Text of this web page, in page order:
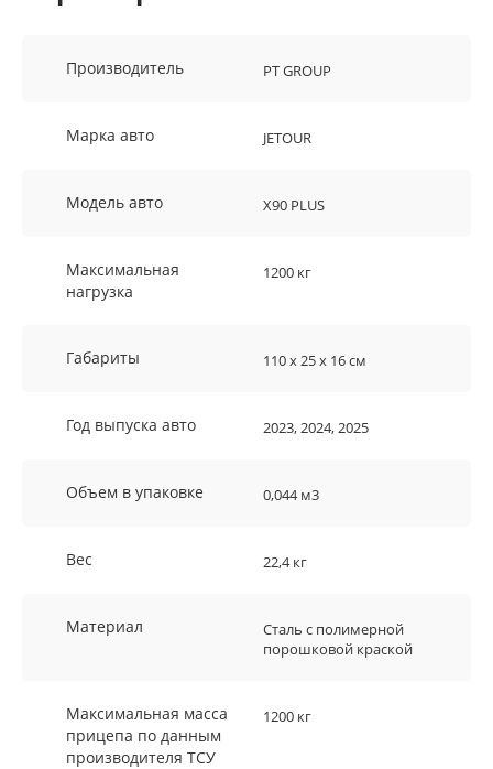
Производитель PT GROUP
Марка авто JETOUR
Модель авто X90 PLUS
Максимальная
нагрузка
1200 кг
Габариты 110 х 25 х 16 см
Год выпуска авто 2023, 2024, 2025
Объем в упаковке 0,044 м3
Вес 22,4 кг
Материал
Сталь с полимерной
порошковой краской
Максимальная масса
прицепа по данным
производителя ТСУ
1200 кг